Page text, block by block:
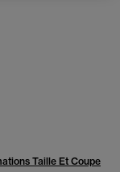
Taille Et Coupe